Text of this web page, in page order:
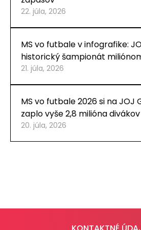
22. júla, 2026
MS vo futbale v infografike:
historický šampionát
21. júla, 2026
MS vo futbale 2026 si na JOJ
zaplo vyše 2,8 milióna divákov
20. júla, 2026